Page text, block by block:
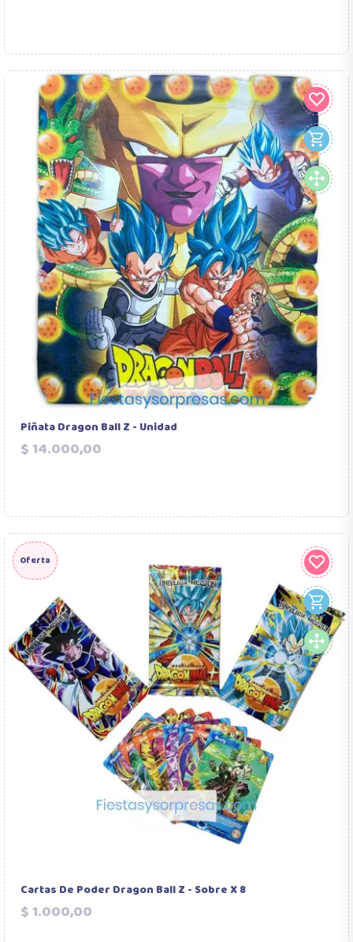
Piñata Dragon Ball Z - Unidad
$ 14.000,00
Oferta
Cartas De Poder Dragon Ball Z - Sobre X 8
$ 1.000,00